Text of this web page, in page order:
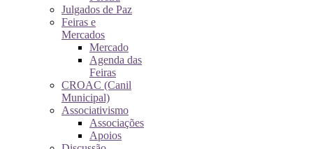
Julgados de Paz
Feiras e
Mercados
Mercado
Agenda das
Feiras
CROAC (Canil
Municipal)
Associativismo
Associações
Apoios